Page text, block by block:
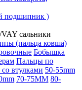
подшипник )
сальники
(пальца ковша)
Бобышка
Пальцы по
втулками 50-55mm
70-75MM 80-